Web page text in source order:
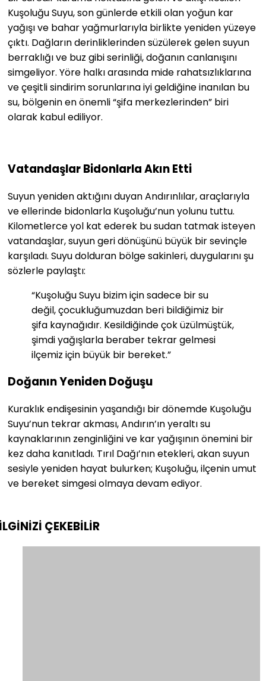
Kuşoluğu Suyu, son günlerde etkili olan yoğun kar
yağışı ve bahar yağmurlarıyla birlikte yeniden yüzeye
çıktı. Dağların derinliklerinden süzülerek gelen suyun
berraklığı ve buz gibi serinliği, doğanın canlanışını
simgeliyor. Yöre halkı arasında mide rahatsızlıklarına
ve çeşitli sindirim sorunlarına iyi geldiğine inanılan bu
su, bölgenin en önemli “şifa merkezlerinden” biri
olarak kabul ediliyor.
Vatandaşlar Bidonlarla Akın Etti
Suyun yeniden aktığını duyan Andırınlılar, araçlarıyla
ve ellerinde bidonlarla Kuşoluğu’nun yolunu tuttu.
Kilometlerce yol kat ederek bu sudan tatmak isteyen
vatandaşlar, suyun geri dönüşünü büyük bir sevinçle
karşıladı. Suyu dolduran bölge sakinleri, duygularını şu
sözlerle paylaştı:
“Kuşoluğu Suyu bizim için sadece bir su
değil, çocukluğumuzdan beri bildiğimiz bir
şifa kaynağıdır. Kesildiğinde çok üzülmüştük,
şimdi yağışlarla beraber tekrar gelmesi
ilçemiz için büyük bir bereket.”
Doğanın Yeniden Doğuşu
Kuraklık endişesinin yaşandığı bir dönemde Kuşoluğu
Suyu’nun tekrar akması, Andırın’ın yeraltı su
kaynaklarının zenginliğini ve kar yağışının önemini bir
kez daha kanıtladı. Tırıl Dağı’nın etekleri, akan suyun
sesiyle yeniden hayat bulurken; Kuşoluğu, ilçenin umut
ve bereket simgesi olmaya devam ediyor.
ÇEKEBİLİR